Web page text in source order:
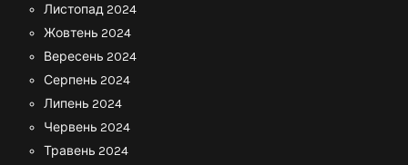
Листопад 2024
Жовтень 2024
Вересень 2024
Серпень 2024
Липень 2024
Червень 2024
Травень 2024